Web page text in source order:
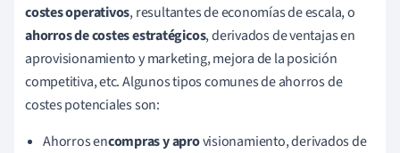
costes operativos, resultantes de economías de escala, o
ahorros de costes estratégicos, derivados de ventajas en
aprovisionamiento y marketing, mejora de la posición
competitiva, etc. Algunos tipos comunes de ahorros de
costes potenciales son:
Ahorros encompras y aprovisionamiento, derivados de